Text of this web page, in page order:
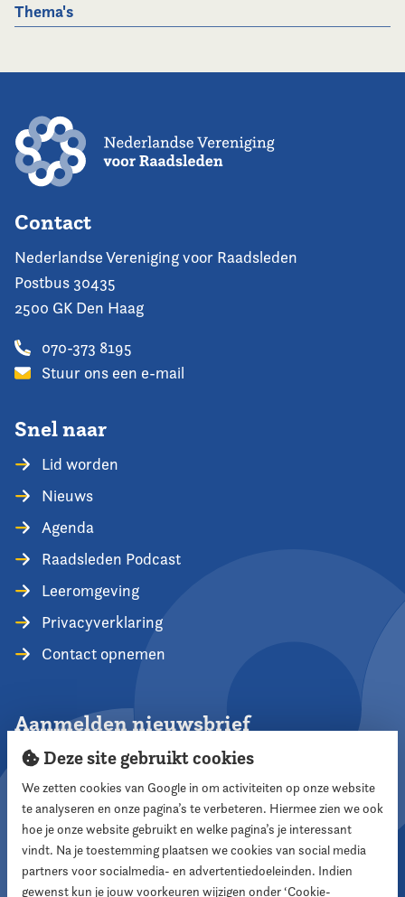
Thema's
Contact
Nederlandse Vereniging voor Raadsleden
Postbus 30435
2500 GK Den Haag
070-373 8195
Stuur ons een e-mail
Snel naar
Lid worden
Nieuws
Agenda
Raadsleden Podcast
Leeromgeving
Privacyverklaring
Contact opnemen
Aanmelden nieuwsbrief
Aanmelden
Volg ons
Deze site gebruikt cookies
We zetten cookies van Google in om activiteiten op onze website
te analyseren en onze pagina’s te verbeteren. Hiermee zien we ook
hoe je onze website gebruikt en welke pagina’s je interessant
vindt. Na je toestemming plaatsen we cookies van social media
partners voor socialmedia- en advertentiedoeleinden. Indien
gewenst kun je jouw voorkeuren wijzigen onder ‘Cookie-